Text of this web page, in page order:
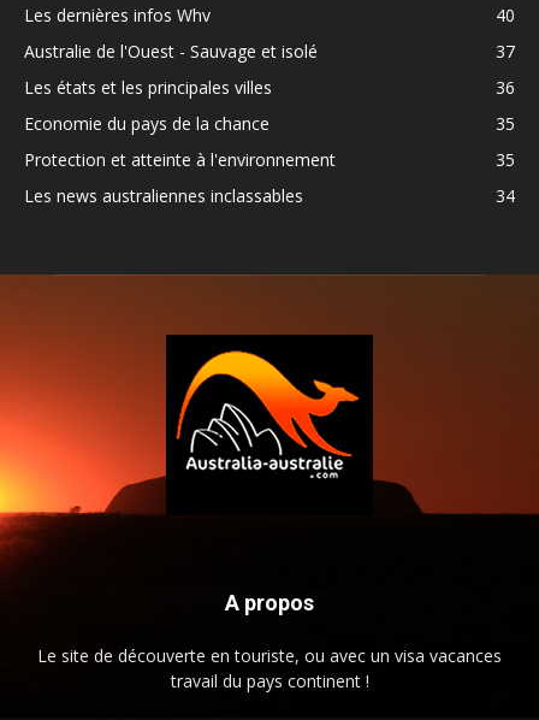
Les dernières infos Whv
40
Australie de l'Ouest - Sauvage et isolé
37
Les états et les principales villes
36
Economie du pays de la chance
35
Protection et atteinte à l'environnement
35
Les news australiennes inclassables
34
A propos
Le site de découverte en touriste, ou avec un visa vacances
travail du pays continent !